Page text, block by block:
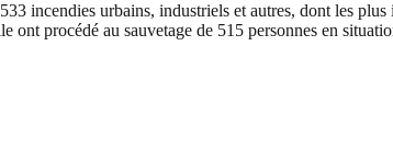
incendies urbains, industriels et autres, dont les
procédé au sauvetage de 515 personnes en